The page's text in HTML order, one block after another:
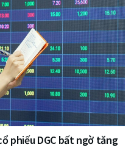
phiếu DGC bất ngờ tăng